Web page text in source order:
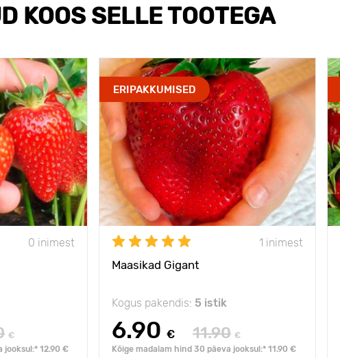
KOOS SELLE TOOTEGA
0 inimest
€
jooksul:* 12.90 €
ERIPAKKUMISED
1 inimest
Maasikad Gigant
Kogus pakendis: 5 istik
6.90 € 11.90 €
Kõige madalam hind 30 päeva jooksul:* 11.90 €